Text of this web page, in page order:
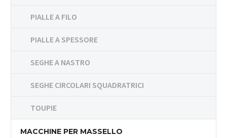
PIALLE A FILO
PIALLE A SPESSORE
SEGHE A NASTRO
SEGHE CIRCOLARI SQUADRATRICI
TOUPIE
MACCHINE PER MASSELLO